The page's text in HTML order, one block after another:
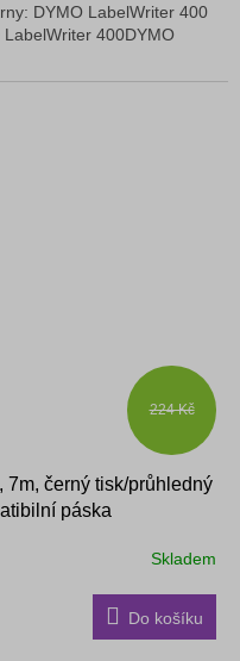
DYMO LabelWriter 400
400DYMO
224 Kč
7m, černý tisk/průhledný
páska
Skladem
Do košíku